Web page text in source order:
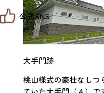
お知らせ
お問い合わせ
教育旅行
観光マップ
せんだい旅日和とは
サイト利用規約
プライバシーポリシー
サイトマップ
仙臺写真館フォトギャラ
公式SNS
せんだい旅日和 X
せんだい旅日和
仙台旅先体験コレクシ
大手門跡
桃山様式の豪壮なしつ